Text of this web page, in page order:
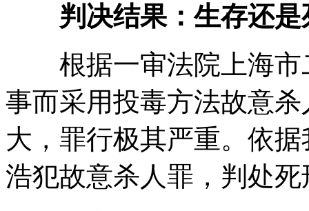
判决结果：生存还
根据一审法院上海市
事而采用投毒方法故意
大，罪行极其严重。依
浩犯故意杀人罪，判处